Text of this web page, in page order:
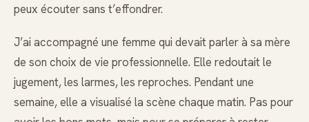
peux écouter sans t’effondrer.
J’ai accompagné une femme qui devait parler à sa mère
de son choix de vie professionnelle. Elle redoutait le
jugement, les larmes, les reproches. Pendant une
semaine, elle a visualisé la scène chaque matin. Pas pour